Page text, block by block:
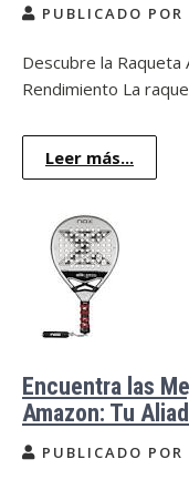
PUBLICADO POR
Descubre la Raqueta
Rendimiento La
Leer más...
Encuentra las
Amazon: Tu
PUBLICADO POR